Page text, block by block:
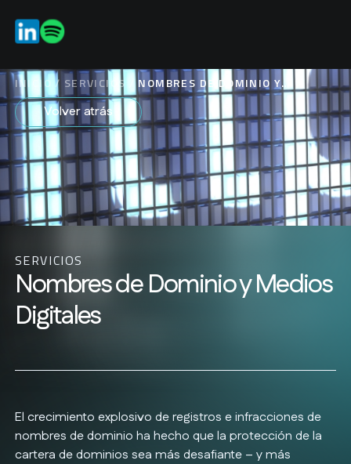
INICIO / SERVICIOS /NOMBRES DE DOMINIO Y
MEDIOS DIGITALES
Volver atrás
SERVICIOS
Nombres de Dominio y Medios
Digitales
El crecimiento explosivo de registros e infracciones de
nombres de dominio ha hecho que la protección de la
cartera de dominios sea más desafiante – y más